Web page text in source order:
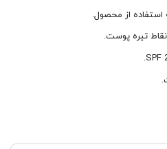
تیره پوست.